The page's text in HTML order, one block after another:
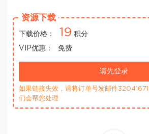
资源下载
下载价格： 19 积分
VIP优惠：
免费
请先登录
如果链接失效，请将订单号发邮件
们会帮您处理